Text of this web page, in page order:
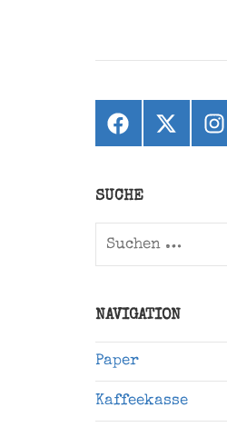
Facebook
X
(ehemals
SUCHE
Suchen
NAVIGATION
Paper
Kaffeekasse